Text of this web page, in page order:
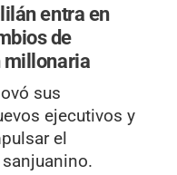
entra en
de
millonaria
sus
ejecutivos y
el